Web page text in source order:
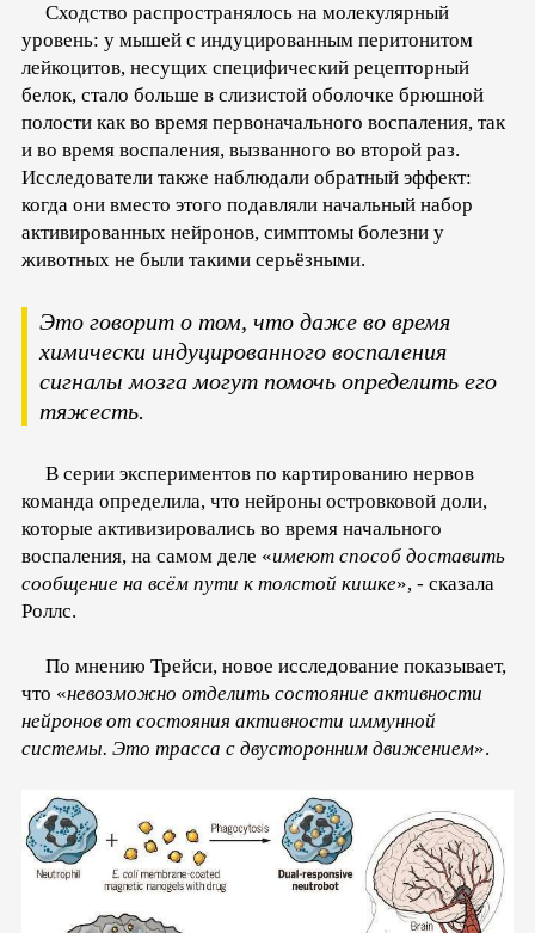
Сходство распространялось на молекулярный
уровень: у мышей с индуцированным перитонитом
лейкоцитов, несущих специфический рецепторный
белок, стало больше в слизистой оболочке брюшной
полости как во время первоначального воспаления, так
и во время воспаления, вызванного во второй раз.
Исследователи также наблюдали обратный эффект:
когда они вместо этого подавляли начальный набор
активированных нейронов, симптомы болезни у
животных не были такими серьёзными.
Это говорит о том, что даже во время
химически индуцированного воспаления
сигналы мозга могут помочь определить его
тяжесть.
В серии экспериментов по картированию нервов
команда определила, что нейроны островковой доли,
которые активизировались во время начального
воспаления, на самом деле «имеют способ доставить
сообщение на всём пути к толстой кишке», - сказала
Роллс.
По мнению Трейси, новое исследование показывает,
что «невозможно отделить состояние активности
нейронов от состояния активности иммунной
системы. Это трасса с двусторонним движением».